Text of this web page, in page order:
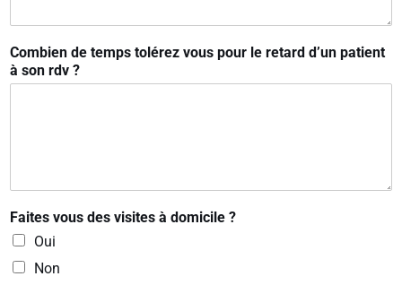
Combien de temps tolérez vous pour le retard d’un patient
à son rdv ?
Faites vous des visites à domicile ?
Oui
Non